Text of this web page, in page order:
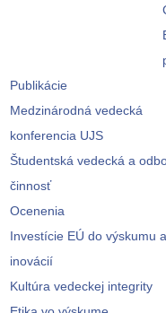
Publikácie
Medzinárodná vedecká
konferencia UJS
Študentská vedecká a
činnosť
Ocenenia
Investície EÚ do výskumu a
inovácií
Kultúra vedeckej integrity